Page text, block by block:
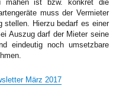
mähen ist bzw. konkret die
muss der Vermieter
stellen. Hierzu bedarf es einer
Auszug darf der Mieter seine
eindeutig noch umsetzbare
März 2017